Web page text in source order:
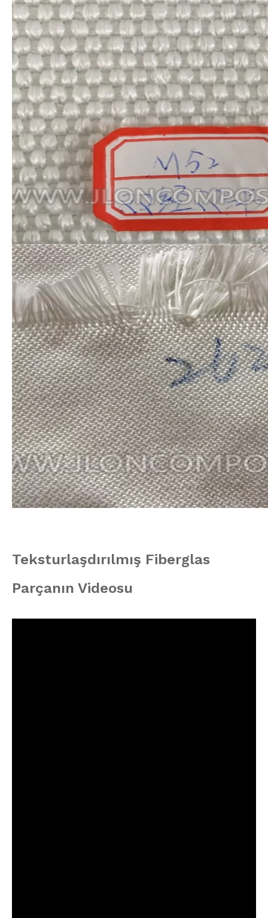
Teksturlaşdırılmış Fiberglas
Parçanın Videosu